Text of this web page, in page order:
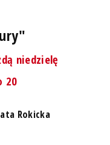
niedzielę
20
Rokicka